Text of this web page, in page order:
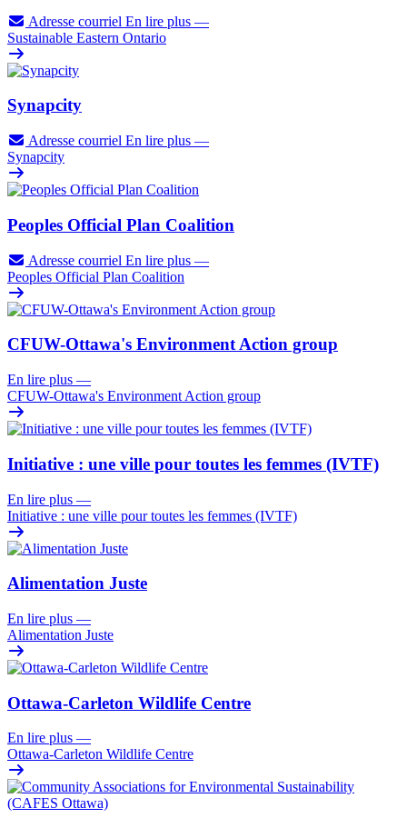
Adresse courriel En lire plus —
Sustainable Eastern Ontario
Synapcity
Adresse courriel En lire plus —
Synapcity
Peoples Official Plan Coalition
Adresse courriel En lire plus —
Peoples Official Plan Coalition
CFUW-Ottawa's Environment Action group
En lire plus —
CFUW-Ottawa's Environment Action group
Initiative : une ville pour toutes les femmes (IVTF)
En lire plus —
Initiative : une ville pour toutes les femmes (IVTF)
Alimentation Juste
En lire plus —
Alimentation Juste
Ottawa-Carleton Wildlife Centre
En lire plus —
Ottawa-Carleton Wildlife Centre